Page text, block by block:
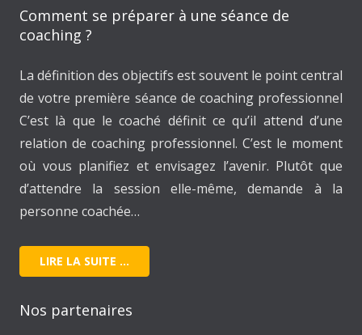
Comment se préparer à une séance de
coaching ?
La définition des objectifs est souvent le point central
de votre première séance de coaching professionnel
C’est là que le coaché définit ce qu’il attend d’une
relation de coaching professionnel. C’est le moment
où vous planifiez et envisagez l’avenir. Plutôt que
d’attendre la session elle-même, demande à la
personne coachée…
LIRE LA SUITE …
Nos partenaires